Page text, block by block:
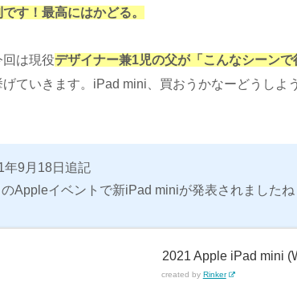
す！最高にはかどる。
回は現役デザイナー兼1児の父が 「こんなシーン
げていきます。iPad mini、買おうかなーどうしよ
年9月18日追記
Appleイベントで新iPad miniが発表されましたね
2021 Apple iPad mini
created by Rinker